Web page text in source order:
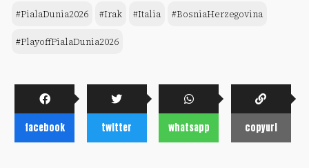
#PialaDunia2026 #Irak #Italia #BosniaHerzegovina
#PlayoffPialaDunia2026
facebook twitter whatsapp copyurl